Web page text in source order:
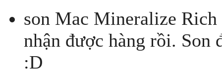
son Mac Mineralize
nhận được hàng rồi. Son
:D